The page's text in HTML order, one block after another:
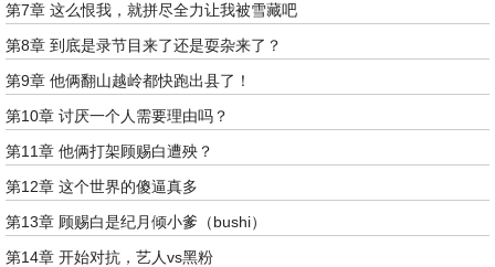
第7章 这么恨我，就拼尽全力让我被雪藏吧
第8章 到底是录节目来了还是耍杂来了？
第9章 他俩翻山越岭都快跑出县了！
第10章 讨厌一个人需要理由吗？
第11章 他俩打架顾赐白遭殃？
第12章 这个世界的傻逼真多
第13章 顾赐白是纪月倾小爹（bushi）
第14章 开始对抗，艺人vs黑粉